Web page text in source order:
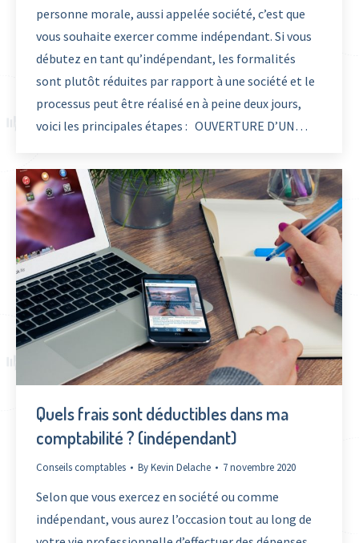
personne morale, aussi appelée société, c’est que
vous souhaite exercer comme indépendant. Si vous
débutez en tant qu’indépendant, les formalités
sont plutôt réduites par rapport à une société et le
processus peut être réalisé en à peine deux jours,
voici les principales étapes : OUVERTURE D’UN…
Quels frais sont déductibles dans ma
comptabilité ? (indépendant)
Conseils comptables ByKevin Delache 7 novembre 2020
Selon que vous exercez en société ou comme
indépendant, vous aurez l’occasion tout au long de